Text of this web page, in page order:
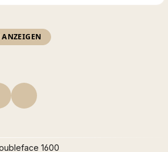
ANZEIGEN
1600